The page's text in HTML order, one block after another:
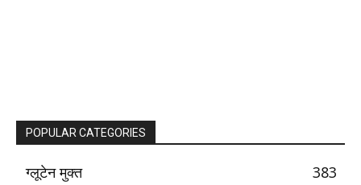
POPULAR CATEGORIES
ग्लूटेन मुक्त
383